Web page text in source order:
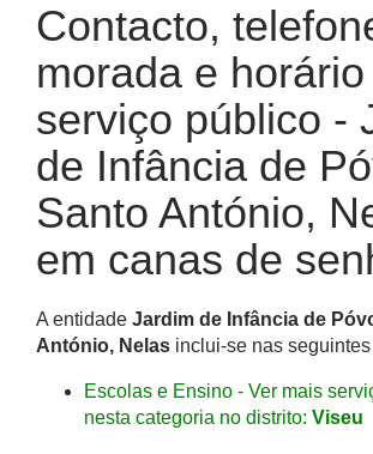
Contacto,
morada e
serviço público -
de Infância de
Santo António,
em canas de
A entidade Jardim de Infância de
António, Nelas inclui-se nas
Escolas e Ensino - Ver mais
nesta categoria no distrito: Viseu